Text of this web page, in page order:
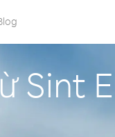
Sint